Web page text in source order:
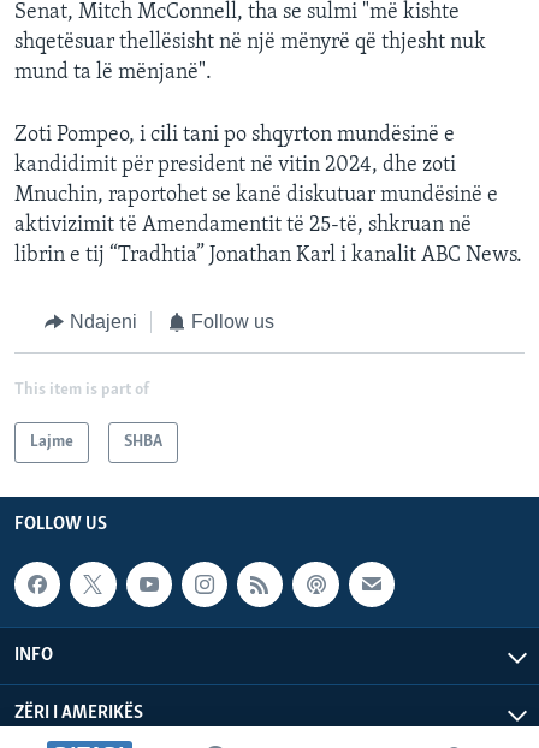
Senat, Mitch McConnell, tha se sulmi "më kishte
shqetësuar thellësisht në një mënyrë që thjesht nuk
mund ta lë mënjanë".
Zoti Pompeo, i cili tani po shqyrton mundësinë e
kandidimit për president në vitin 2024, dhe zoti
Mnuchin, raportohet se kanë diskutuar mundësinë e
aktivizimit të Amendamentit të 25-të, shkruan në
librin e tij “Tradhtia” Jonathan Karl i kanalit ABC News.
Ndajeni Follow us
This item is part of
Lajme SHBA
FOLLOW US
INFO
ZËRI I AMERIKËS